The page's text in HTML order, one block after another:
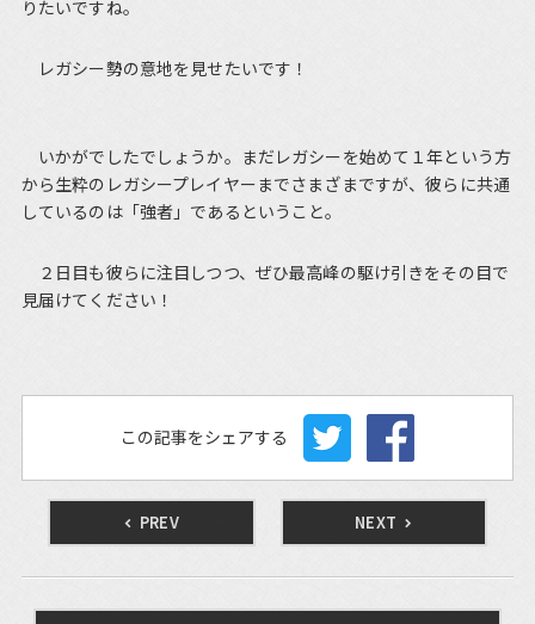
りたいですね。
レガシー勢の意地を見せたいです！
いかがでしたでしょうか。まだレガシーを始めて１年という方
から生粋のレガシープレイヤーまでさまざまですが、彼らに共通
しているのは「強者」であるということ。
２日目も彼らに注目しつつ、ぜひ最高峰の駆け引きをその目で
見届けてください！
この記事をシェアする
PREV NEXT